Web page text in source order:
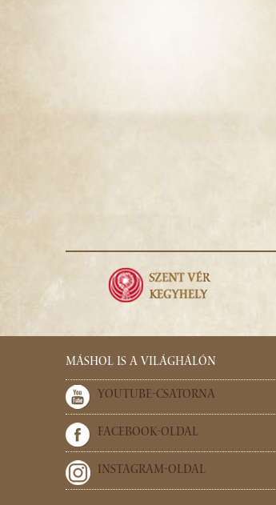
MÁSHOL IS A VILÁGHÁLÓN
YOUTUBE-CSATORNA
FACEBOOK-OLDAL
INSTAGRAM-OLDAL